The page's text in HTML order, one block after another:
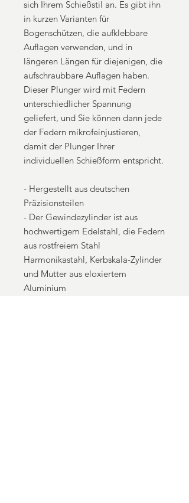
sich Ihrem Schießstil an. Es gibt ihn
in kurzen Varianten für
Bogenschützen, die aufklebbare
Auflagen verwenden, und in
längeren Längen für diejenigen, die
aufschraubbare Auflagen haben.
Dieser Plunger wird mit Federn
unterschiedlicher Spannung
geliefert, und Sie können dann jede
der Federn mikrofeinjustieren,
damit der Plunger Ihrer
individuellen Schießform entspricht.
- Hergestellt aus deutschen
Präzisionsteilen
- Der Gewindezylinder ist aus
hochwertigem Edelstahl, die Federn
aus rostfreiem Stahl
Harmonikastahl, Kerbskala-Zylinder
und Mutter aus eloxiertem
Aluminium